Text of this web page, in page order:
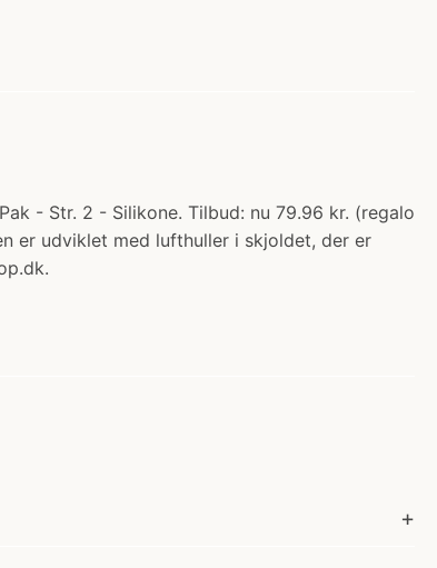
- Str. 2 - Silikone. Tilbud: nu 79.96 kr. (regalo
er udviklet med lufthuller i skjoldet, der er